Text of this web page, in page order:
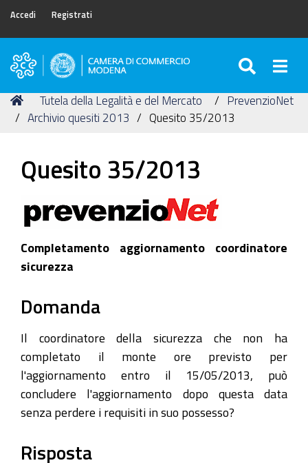
Accedi Registrati
Camera
Commercio
di
Tu
sei
Home
Tutela della Legalità e del Mercato
PrevenzioNet
Archivio quesiti 2013
Quesito 35/2013
Quesito 35/2013
Completamento aggiornamento coordinatore
sicurezza
Domanda
Il coordinatore della sicurezza che non ha
completato il monte ore previsto per
l'aggiornamento entro il 15/05/2013, può
concludere l'aggiornamento dopo questa data
senza perdere i requisiti in suo possesso?
Risposta